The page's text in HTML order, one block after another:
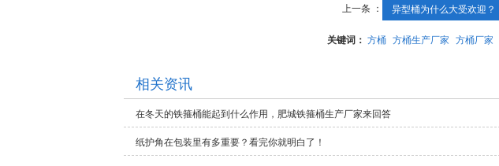
上一条 ： 异型桶为什么大受欢迎？
关键词： 方桶 方桶生产厂家 方桶厂家
相关资讯
在冬天的铁箍桶能起到什么作用，肥城铁箍桶生产厂家来回答
纸护角在包装里有多重要？看完你就明白了！